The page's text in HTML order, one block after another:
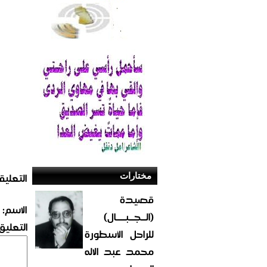
مختارات
قصيدة
(الــجــبــــال)
للراحل الأسطورة
محمد عبد الاله
الاسم: